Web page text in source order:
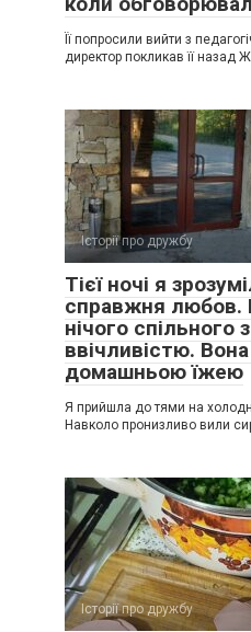
Її попросили вийти з
директор покликав її назад
Історії про дружбу
Тієї ночі я
справжня любов.
нічого спільного
ввічливістю.
домашньою їжею
Я прийшла до тями на
Навколо пронизливо вили
Історії про дружбу